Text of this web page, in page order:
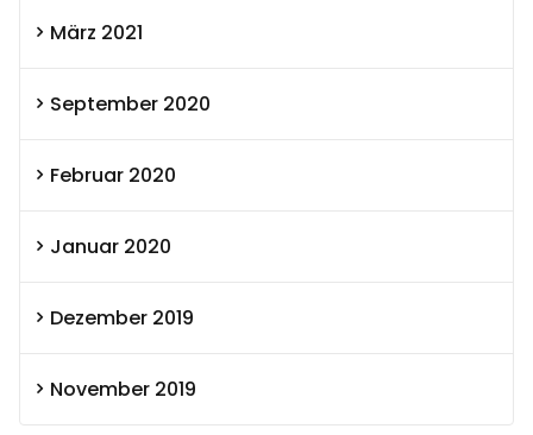
März 2021
September 2020
Februar 2020
Januar 2020
Dezember 2019
November 2019